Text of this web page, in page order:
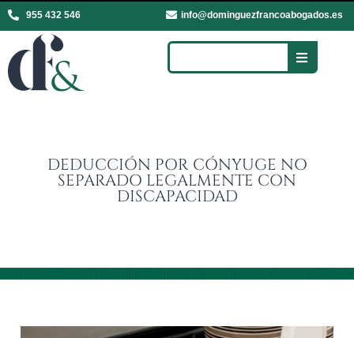
955 432 546 info@dominguezfrancoabogados.es
DEDUCCIÓN POR CÓNYUGE NO
SEPARADO LEGALMENTE CON
DISCAPACIDAD